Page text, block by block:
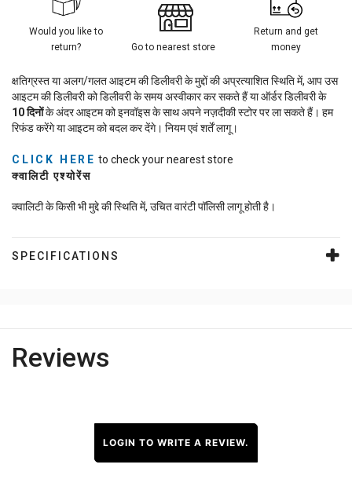
Would you like to
return?
Go to nearest store
Return and get
money
क्षतिग्रस्त या अलग/गलत आइटम की डिलीवरी के मुद्दों की अप्रत्याशित स्थिति में, आप उस
आइटम की डिलीवरी को डिलीवरी के समय अस्वीकार कर सकते हैं या ऑर्डर डिलीवरी के
10दिनोंके अंदर आइटम को इनवॉइस के साथ अपने नज़दीकी स्टोर पर ला सकते हैं। हम
रिफंड करेंगे या आइटम को बदल कर देंगे। नियम एवं शर्तें लागू।
CLICK HERE to check your nearest store
क्वालिटी एश्योरेंस
क्वालिटी के किसी भी मुद्दे की स्थिति में, उचित वारंटी पॉलिसी लागू होती है।
SPECIFICATIONS
Reviews
LOGIN TO WRITE A REVIEW.